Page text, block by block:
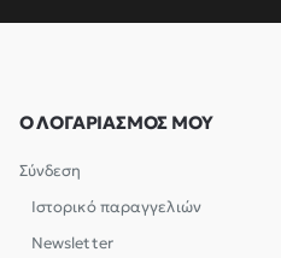
Ο ΛΟΓΑΡΙΑΣΜΟΣ ΜΟΥ
Σύνδεση
Ιστορικό παραγγελιών
Newsletter